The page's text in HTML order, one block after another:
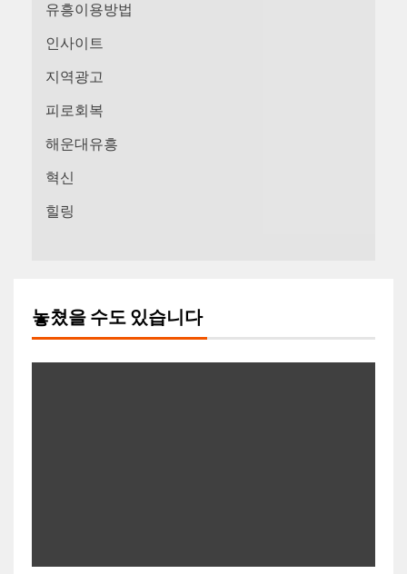
유흥이용방법
인사이트
지역광고
피로회복
해운대유흥
혁신
힐링
놓쳤을 수도 있습니다